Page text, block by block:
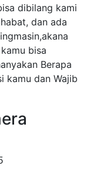
dibilang kami
dan ada
bisa
Berapa
kamu dan Wajib